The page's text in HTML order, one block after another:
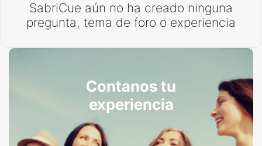
SabriCue aún no ha creado ninguna
pregunta, tema de foro o experiencia
Contanos tu
experiencia